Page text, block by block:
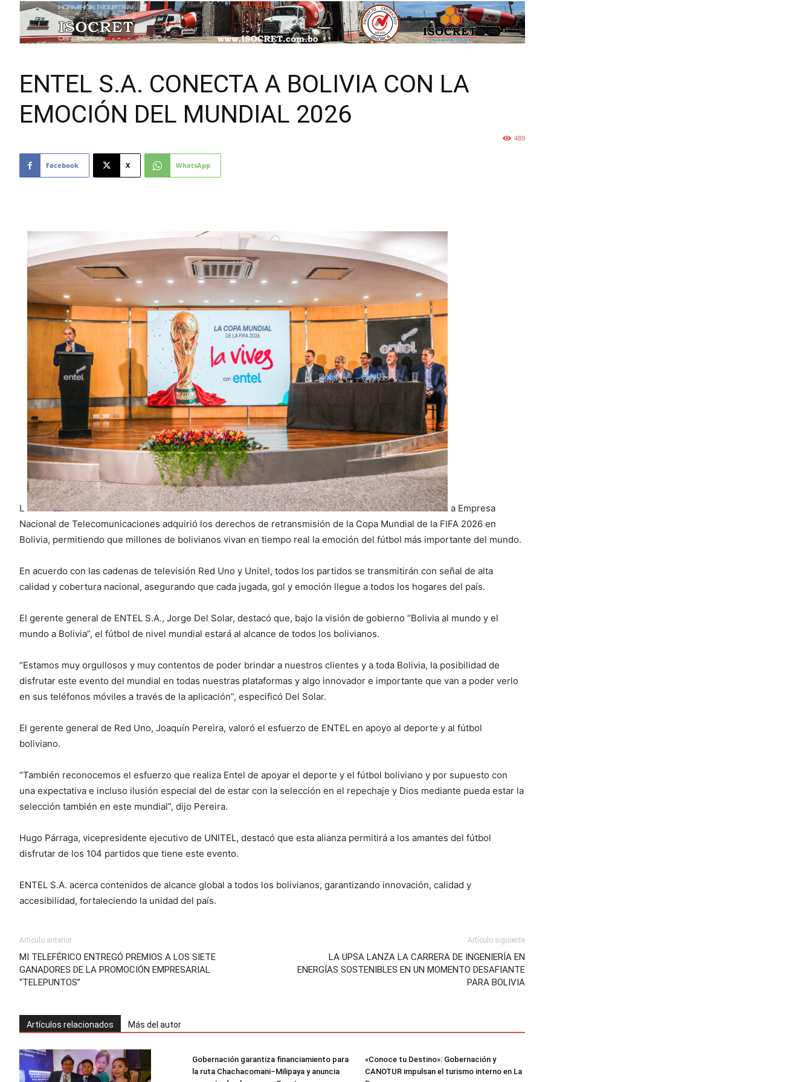
ENTEL S.A. CONECTA A BOLIVIA CON LA
EMOCIÓN DEL MUNDIAL 2026
489
Facebook X WhatsApp
L
a Empresa
Nacional de Telecomunicaciones adquirió los derechos de retransmisión de la Copa Mundial de la FIFA 2026 en
Bolivia, permitiendo que millones de bolivianos vivan en tiempo real la emoción del fútbol más importante del mundo.
En acuerdo con las cadenas de televisión Red Uno y Unitel, todos los partidos se transmitirán con señal de alta
calidad y cobertura nacional, asegurando que cada jugada, gol y emoción llegue a todos los hogares del país.
El gerente general de ENTEL S.A., Jorge Del Solar, destacó que, bajo la visión de gobierno “Bolivia al mundo y el
mundo a Bolivia”, el fútbol de nivel mundial estará al alcance de todos los bolivianos.
“Estamos muy orgullosos y muy contentos de poder brindar a nuestros clientes y a toda Bolivia, la posibilidad de
disfrutar este evento del mundial en todas nuestras plataformas y algo innovador e importante que van a poder verlo
en sus teléfonos móviles a través de la aplicación”, especificó Del Solar.
El gerente general de Red Uno, Joaquín Pereira, valoró el esfuerzo de ENTEL en apoyo al deporte y al fútbol
boliviano.
“También reconocemos el esfuerzo que realiza Entel de apoyar el deporte y el fútbol boliviano y por supuesto con
una expectativa e incluso ilusión especial del de estar con la selección en el repechaje y Dios mediante pueda estar la
selección también en este mundial”, dijo Pereira.
Hugo Párraga, vicepresidente ejecutivo de UNITEL, destacó que esta alianza permitirá a los amantes del fútbol
disfrutar de los 104 partidos que tiene este evento.
ENTEL S.A. acerca contenidos de alcance global a todos los bolivianos, garantizando innovación, calidad y
accesibilidad, fortaleciendo la unidad del país.
Artículo anterior
MI TELEFÉRICO ENTREGÓ PREMIOS A LOS SIETE
GANADORES DE LA PROMOCIÓN EMPRESARIAL
“TELEPUNTOS”
Artículo siguiente
LA UPSA LANZA LA CARRERA DE INGENIERÍA EN
ENERGÍAS SOSTENIBLES EN UN MOMENTO DESAFIANTE
PARA BOLIVIA
Artículos relacionados Más del autor
Gobernación garantiza financiamiento para
la ruta Chachacomani–Milipaya y anuncia
«Conoce tu Destino»: Gobernación y
CANOTUR impulsan el turismo interno en La